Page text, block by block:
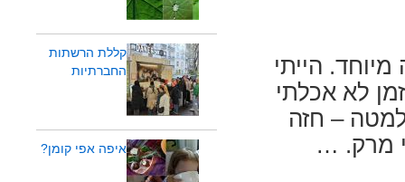
הייתי
לא אכלתי
למטה – חזה
מרק. …
קללת הרשתות
החברתיות
איפה אפי קומן?